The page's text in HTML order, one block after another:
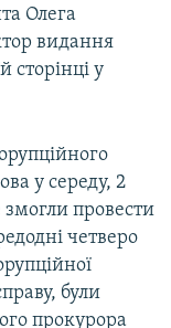
Олега
видання
сторінці у
у середу, 2
провести
четверо
були
прокурора